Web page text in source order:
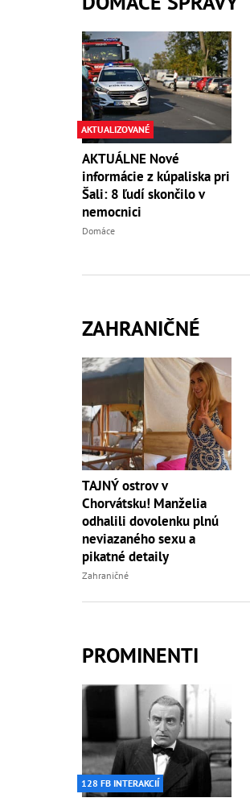
AKTUALIZOVANÉ
AKTUÁLNE Nové
informácie z kúpaliska pri
Šali: 8 ľudí skončilo v
nemocnici
Domáce
ZAHRANIČNÉ
TAJNÝ ostrov v
Chorvátsku! Manželia
odhalili dovolenku plnú
neviazaného sexu a
pikatné detaily
Zahraničné
PROMINENTI
128 FB INTERAKCIÍ